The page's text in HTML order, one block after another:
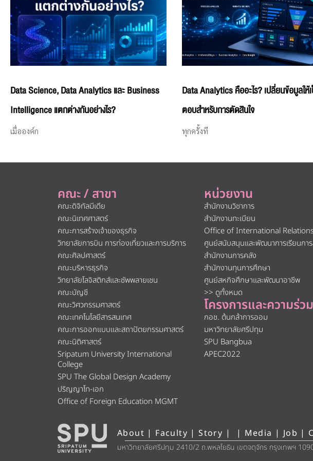
Data Science, Data Analytics และ Business
Intelligence แตกต่างกันอย่างไร?
เมื่อองค์ก
Data Analytics คืออะไร? เปลี่ยนข้อมูลให้
ตอบสำหรับการตัดสินใจ
ทุกครั้งที
คณะ / สาขา
คณะดิจิทัลมีเดีย
คณะนิเทศศาสตร์
คณะการสร้างเจ้าของธุรกิจ
วิทยาลัยการบิน การท่องเที่ยวและการบริการ
คณะศิลปศาสตร์
คณะบริหารธุรกิจ
วิทยาลัยโลจิสติกส์และซัพพลายเชน
คณะบัญชี
คณะวิศวกรรมศาสตร์
คณะเทคโนโลยีสารสนเทศ
คณะการออกแบบและสถาปัตยกรรมศาสตร์
คณะนิติศาสตร์
Sripatum University International
College
SPU The Global Design Academy
ปริญญาโท-เอก
Office of Foreign Education MGMT
หน่วยงาน
สำนักงานวิชาการ
สำนักงานทะเบียน
Office of International
ศูนย์สนับสนุนและพัฒนาการเรียนกา
สำนักงานการคลัง
สำนักงานทุนการศึกษา
ศูนย์สหกิจศึกษาและพัฒนาอาชีพ
>> ดูทั้งหมด
โครงการและความร่ว
กอช. ต้นกล้าการออม
มหาวิทยาลัยศรีปทุม
SPU Bangbua
APEC2022
About | Faculty |Story | | Media |Job |
มหาวิทยาลัยศรีปทุม 2410/2 ถ.พหลโยธิน เขตจตุจักร กรุงเทพฯ